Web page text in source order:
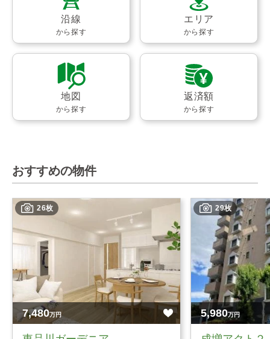
沿線
から探す
エリア
から探す
地図
から探す
返済額
から探す
おすすめの物件
26枚
7,480万円
29枚
5,980万円